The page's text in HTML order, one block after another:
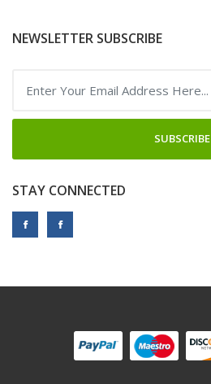
NEWSLETTER SUBSCRIBE
SUBSCRIBE
STAY CONNECTED